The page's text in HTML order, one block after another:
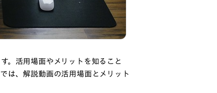
。活用場面やメリットを知ること
は、解説動画の活用場面とメリット